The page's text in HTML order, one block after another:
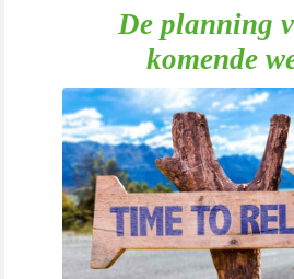
De planning
komende